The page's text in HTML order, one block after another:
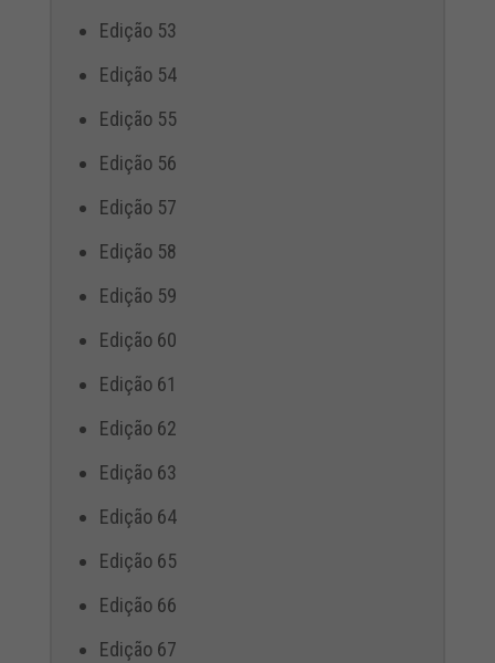
Edição 53
Edição 54
Edição 55
Edição 56
Edição 57
Edição 58
Edição 59
Edição 60
Edição 61
Edição 62
Edição 63
Edição 64
Edição 65
Edição 66
Edição 67